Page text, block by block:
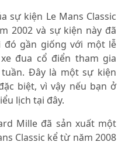
sự kiện Le Mans Classic
2002 và sự kiện này đã
gần giống với một lễ
đua cổ điển tham gia
Đây là một sự kiện
biệt, vì vậy nếu bạn ở
lịch tại đây.
Mille đã sản xuất một
Classic kể từ năm 2008